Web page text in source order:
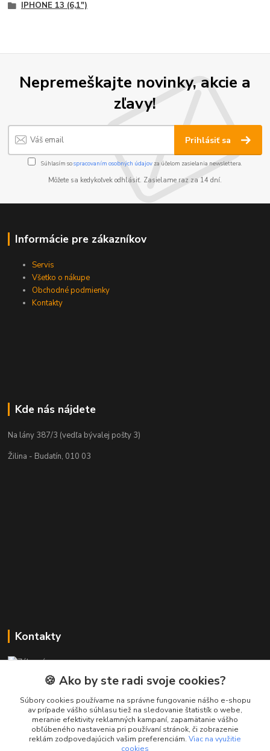
IPHONE 13 (6,1")
Nepremeškajte novinky, akcie a
zľavy!
Prihlásiť sa
Súhlasím sospracovaním osobných údajov za účelom zasielania newslettera.
Môžete sa kedykoľvek odhlásiť. Zasielame raz za 14 dní.
Informácie pre zákazníkov
Servis
Všetko o nákupe
Obchodné podmienky
Kontakty
Kde nás nájdete
Na lány 387/3 (vedľa bývalej pošty 3)
Žilina - Budatín, 010 03
Kontakty
+421 911 010 560
Po-Pia, 13-17 hod.
info@presmartfon.sk
🍪 Ako by ste radi svoje cookies?
Súbory cookies používame na správne fungovanie nášho e-shopu
av prípade vášho súhlasu tiež na sledovanie štatistík o webe,
meranie efektivity reklamných kampaní, zapamätanie vášho
obľúbeného nastavenia pri používaní stránok, či zobrazenie
reklám zodpovedajúcich vašim preferenciám. Viac na využitie
cookies